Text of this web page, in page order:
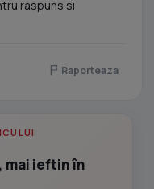
raspuns si
Raporteaza
mai ieftin în